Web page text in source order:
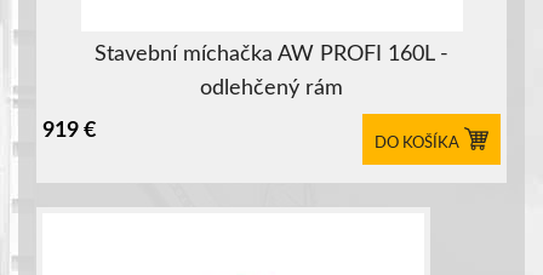
Stavební míchačka AW PROFI 160L -
odlehčený rám
919 €
DO KOŠÍKA